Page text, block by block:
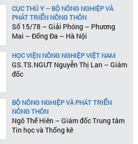
CỤC THÚ Y – BỘ NÔNG NGHIỆP VÀ
PHÁT TRIỂN NÔNG THÔN
Số 15/78 – Giải Phóng – Phương
Mai – Đống Đa – Hà Nội
HỌC VIỆN NÔNG NGHIỆP VIỆT NAM
GS.TS.NGƯT Nguyễn Thị Lan – Giám
đốc
BỘ NÔNG NGHIỆP VÀ PHÁT TRIỂN
NÔNG THÔN
Ngô Thế Hiên – Giám đốc Trung tâm
Tin học và Thống kê